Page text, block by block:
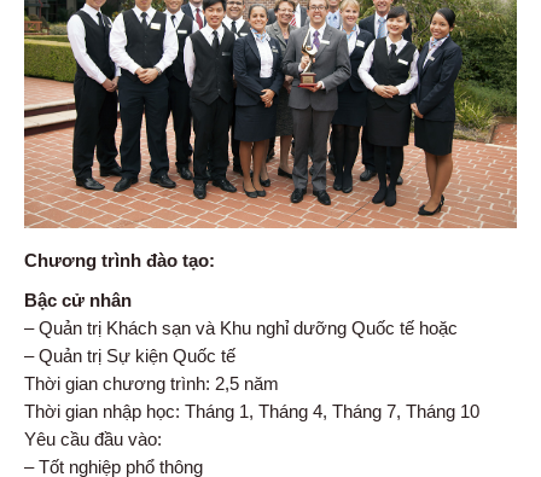
Chương trình đào tạo:
Bậc cử nhân
– Quản trị Khách sạn và Khu nghỉ dưỡng Quốc tế hoặc
– Quản trị Sự kiện Quốc tế
Thời gian chương trình: 2,5 năm
Thời gian nhập học: Tháng 1, Tháng 4, Tháng 7, Tháng 10
Yêu cầu đầu vào:
– Tốt nghiệp phổ thông